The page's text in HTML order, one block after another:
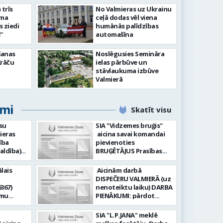
trīs
ziedi
slimnīcā
No Valmieras uz Ukrainu
ceļā dodas vēl viena
humānās palīdzības
automašīna
Noslēgusies Semināra
ielas pārbūve un
stāvlaukuma izbūve
Valmierā
Skatīt visu
(uz
SIA "Vidzemes bruģis"
aicina savai komandai
pievienoties
BRUĢĒTĀJUS Prasības
pretendentiem: Vēlme
strādāt - augsta
atbildības sajūta pret
darbu, precizitāte;
Pieredze bruģēšanā vai
ceļu būvniecībā. Darba
pienākumi: Bruģakmens
ieklāšana; Ceļu, ielas
Aicinām darbā
DISPEČERU VALMIERĀ (uz
nenoteiktu laiku) DARBA
PIENĀKUMI: pārdot
braukšanas
dokumentus organizēt
un koordinēt autobusu
SIA "L.P.JANA" meklē